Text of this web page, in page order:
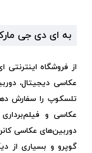
به ای دی جی
از فروشگاه
عکاسی دیجیتال،
تلسکوپ را سفارش
عکاسی و
دوربین‌های عکاسی
گوپرو و بسیاری از